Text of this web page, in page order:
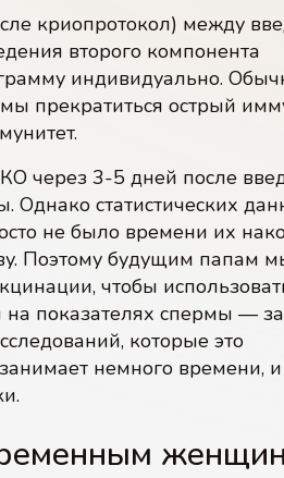
криопротокол) между
второго компонента
индивидуально.
прекратиться острый
через 3-5 дней после
Однако статистических
не было времени их
Поэтому будущим папам
чтобы
показателях спермы —
которые это
немного времени,